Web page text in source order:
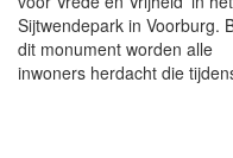
Sijtwendepark in Voorburg.
dit monument worden alle
inwoners herdacht die